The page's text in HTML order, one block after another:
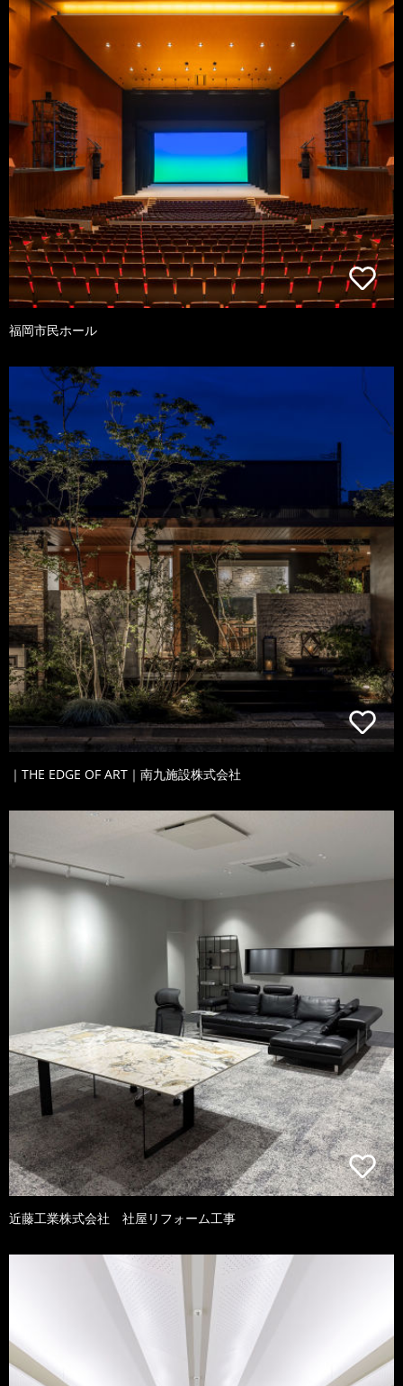
福岡市民ホール
｜THE EDGE OF ART｜南九施設株式会社
近藤工業株式会社 社屋リフォーム工事